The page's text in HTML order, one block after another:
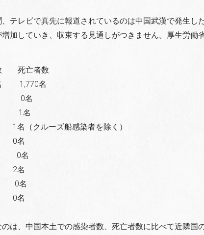
テレビで真先に報道されているのは中国武漢で発生し
加していき、収束する見通しがつきません。厚生労
亡者数
名
0名
名
ルーズ船感染者を除く）
名
名
名
0名
名
は、中国本土での感染者数、死亡者数に比べて近隣